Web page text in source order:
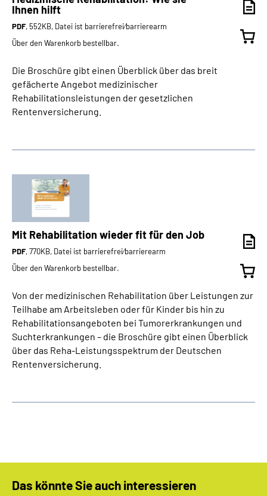
Ihnen hilft
PDF, 552KB, Datei ist barrierefrei⁄barrierearm
Über den Warenkorb bestellbar.
Die Broschüre gibt einen Überblick über das breit
gefächerte Angebot medizinischer
Rehabilitationsleistungen der gesetzlichen
Rentenversicherung.
Mit Rehabilitation wieder fit für den Job
PDF, 770KB, Datei ist barrierefrei⁄barrierearm
Über den Warenkorb bestellbar.
Von der medizinischen Rehabilitation über Leistungen zur
Teilhabe am Arbeitsleben oder für Kinder bis hin zu
Rehabilitationsangeboten bei Tumorerkrankungen und
Suchterkrankungen – die Broschüre gibt einen Überblick
über das Reha-Leistungsspektrum der Deutschen
Rentenversicherung.
Das könnte Sie auch interessieren